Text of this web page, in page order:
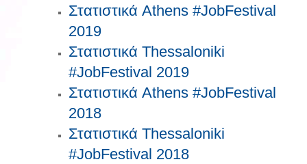
Στατιστικά Athens #JobFestival
2019
Στατιστικά Thessaloniki
#JobFestival 2019
Στατιστικά Athens #JobFestival
2018
Στατιστικά Thessaloniki
#JobFestival 2018